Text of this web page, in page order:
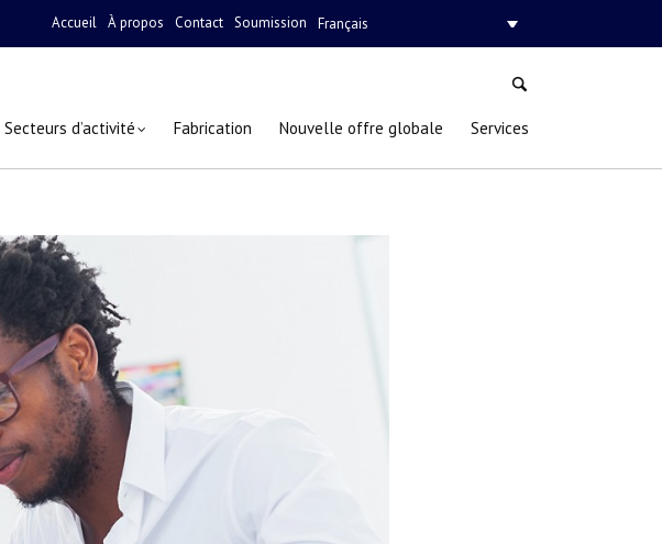
Accueil À propos Contact Soumission Français
Secteurs d’activité Fabrication Nouvelle offre globale Services